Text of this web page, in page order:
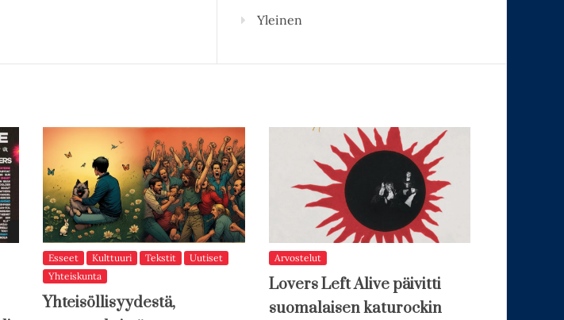
Yleinen
Esseet Kulttuuri Tekstit
Uutiset
Yhteiskunta
Yhteisöllisyydestä,
Arvostelut
Lovers Left Alive päivitti
suomalaisen katurockin